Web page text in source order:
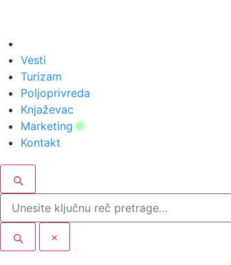
Vesti
Turizam
Poljoprivreda
Knjaževac
Marketing
Kontakt
×